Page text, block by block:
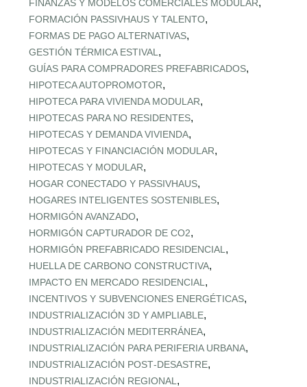
FINANZAS Y MODELOS COMERCIALES MODULAR,
FORMACIÓN PASSIVHAUS Y TALENTO,
FORMAS DE PAGO ALTERNATIVAS,
GESTIÓN TÉRMICA ESTIVAL ,
GUÍAS PARA COMPRADORES PREFABRICADOS,
HIPOTECA AUTOPROMOTOR,
HIPOTECA PARA VIVIENDA MODULAR,
HIPOTECAS PARA NO RESIDENTES,
HIPOTECAS Y DEMANDA VIVIENDA,
HIPOTECAS Y FINANCIACIÓN MODULAR,
HIPOTECAS Y MODULAR,
HOGAR CONECTADO Y PASSIVHAUS,
HOGARES INTELIGENTES SOSTENIBLES,
HORMIGÓN AVANZADO,
HORMIGÓN CAPTURADOR DE CO2,
HORMIGÓN PREFABRICADO RESIDENCIAL ,
HUELLA DE CARBONO CONSTRUCTIVA,
IMPACTO EN MERCADO RESIDENCIAL ,
INCENTIVOS Y SUBVENCIONES ENERGÉTICAS,
INDUSTRIALIZACIÓN 3D Y AMPLIABLE,
INDUSTRIALIZACIÓN MEDITERRÁNEA,
INDUSTRIALIZACIÓN PARA PERIFERIA URBANA,
INDUSTRIALIZACIÓN POST‑DESASTRE,
INDUSTRIALIZACIÓN REGIONAL ,